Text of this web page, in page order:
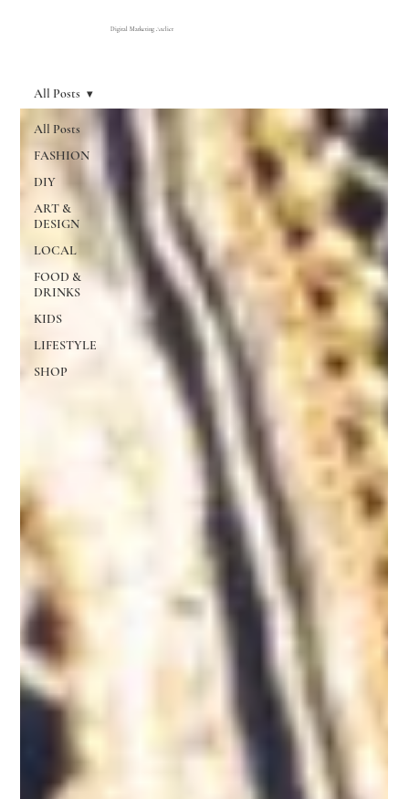
Digital Marketing Atelier
All Posts
FASHION
DIY
ART &
DESIGN
LOCAL
FOOD &
DRINKS
KIDS
LIFESTYLE
SHOP
All Posts